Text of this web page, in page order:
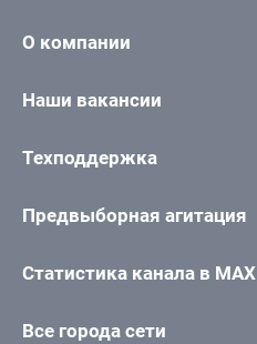
О компании
Наши вакансии
Техподдержка
Предвыборная агитация
Статистика канала в MAX
Все города сети